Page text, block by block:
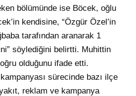
bölümünde ise Böcek, oğlu
kendisine, “Özgür Özel’in
tarafından aranarak 1
söylediğini belirtti. Muhittin
olduğunu ifade etti.
sürecinde bazı ilçe
reklam ve kampanya